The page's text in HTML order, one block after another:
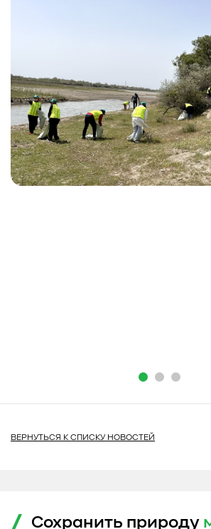
ВЕРНУТЬСЯ К СПИСКУ НОВОСТЕЙ
Сохранить природу